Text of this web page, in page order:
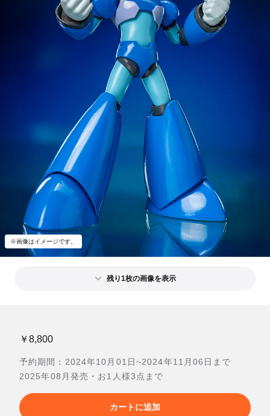
※画像はイメージです。
残り1枚の画像を表示
￥8,800
予約期間：2024年10月01日~2024年11月06日まで
2025年08月発売・お1人様3点まで
カートに追加